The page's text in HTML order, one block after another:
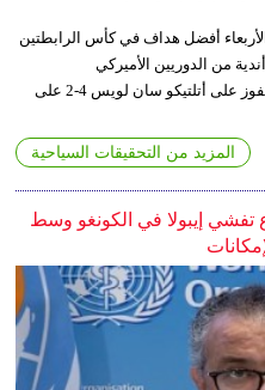
أفضل هداف في كأس الرابطتين
من الدوريين الأميركي
والمكسيكي، بعدما قاد إنتر ميامي إلى الفوز على أتلتيكو سان لويس 4-2 على
المزيد من التحقيقات السياحية
تفشي إيبولا في الكونغو وسط